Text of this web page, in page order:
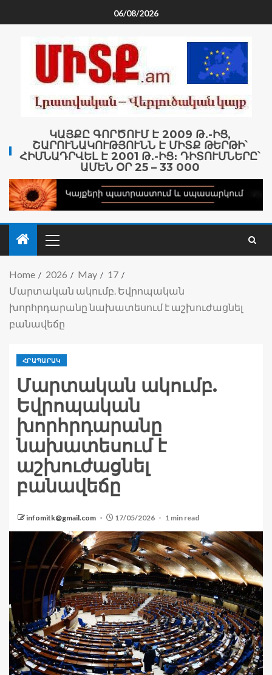
06/08/2026
ԿԱՅՔԸ ԳՈՐԾՈՒՄ Է 2009 Թ․-ԻՑ,
ՇԱՐՈՒՆԱԿՈՒԹՅՈՒՆՆ Է ՄԻՏՔ ԹԵՐԹԻ՝
ՀԻՄՆԱԴՐՎԵԼ Է 2001 Թ․-ԻՑ։ ԴԻՏՈՒՄՆԵՐԸ՝
ԱՄԵՆ ՕՐ 25 – 33 000
Home 2026 May
17
Մարտական ​​ակումբ. Եվրոպական
խորհրդարանը նախատեսում է աշխուժացնել
բանավեճը
ՀՐԱՊԱՐԱԿ
Մարտական ​​ակումբ.
Եվրոպական
խորհրդարանը
նախատեսում է
աշխուժացնել
բանավեճը
infomitk@gmail.com 17/05/2026 1 min read